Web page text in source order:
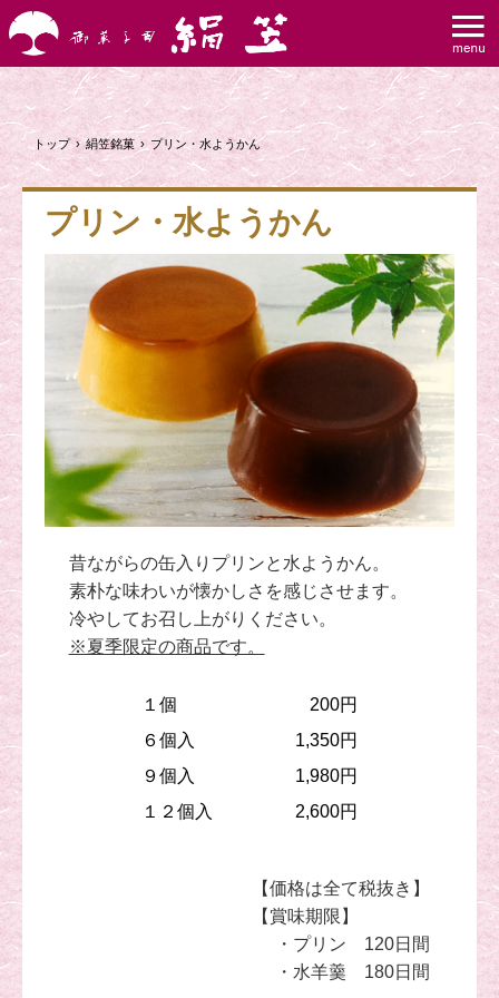
トップ › 絹笠銘菓 › プリン・水ようかん
プリン・水ようかん
昔ながらの缶入りプリンと水ようかん。
素朴な味わいが懐かしさを感じさせます。
冷やしてお召し上がりください。
※夏季限定の商品です。
１個
200円
６個入
1,350円
９個入
1,980円
１２個入
2,600円
【価格は全て税抜き】
【賞味期限】
・プリン 120日間
・水羊羹 180日間